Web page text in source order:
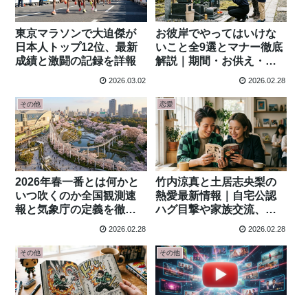
東京マラソンで大迫傑が
日本人トップ12位、最新
成績と激闘の記録を詳報
2026.03.02
お彼岸でやってはいけな
いこと全9選とマナー徹底
解説｜期間・お供え・墓
参りの基本ガイド
2026.02.28
その他
2026年春一番とは何かと
いつ吹くのか全国観測速
報と気象庁の定義を徹底
2026.02.28
恋愛
竹内涼真と土居志央梨の
熱愛最新情報｜自宅公認
ハグ目撃や家族交流、
10DANCE共演から最新証
2026.02.28
その他 その他